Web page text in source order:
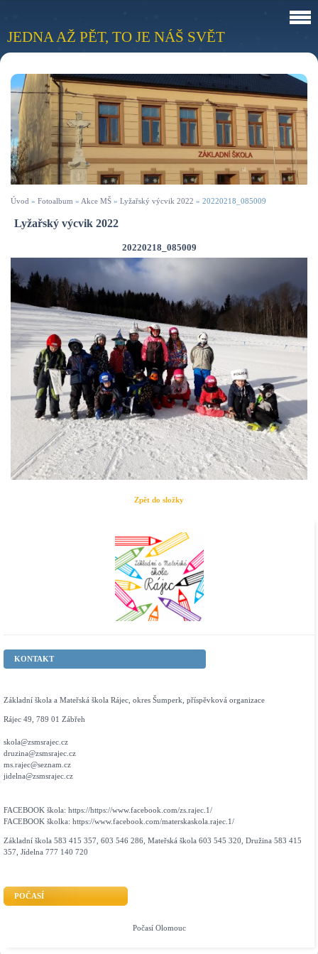
JEDNA AŽ PĚT, TO JE NÁŠ SVĚT
Úvod » Fotoalbum » Akce MŠ » Lyžařský výcvik 2022 » 20220218_085009
Lyžařský výcvik 2022
20220218_085009
Zpět do složky
KONTAKT
Základní škola a Mateřská škola Rájec, okres Šumperk, příspěvková organizace
Rájec 49, 789 01 Zábřeh
skola@zsmsrajec.cz
druzina@zsmsrajec.cz
ms.rajec@seznam.cz
jidelna@zsmsrajec.cz
FACEBOOK škola: https://https://www.facebook.com/zs.rajec.1/
FACEBOOK školka: https://www.facebook.com/materskaskola.rajec.1/
Základní škola 583 415 357, 603 546 286, Mateřská škola 603 545 320, Družina 583 415
357, Jídelna 777 140 720
POČASÍ
Počasí Olomouc